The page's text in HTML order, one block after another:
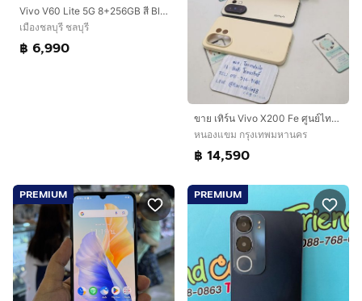
Vivo V60 Lite 5G 8+256GB สี Black เครื่องสวย ราคาเพียง 6,990.- มีประกันร้าน 60วัน
เมืองชลบุรี ชลบุรี
฿ 6,990
ขาย เทิร์น Vivo X200 Fe ศูนย์ไทย สภาพใหม่เอี่ยม อุปกรณ์ครบยกกล่อง ประกันยาว ถึงปี 70 เพียง 14,590 บาท ครับ
หนองแขม กรุงเทพมหานคร
฿ 14,590
PREMIUM PREMIUM